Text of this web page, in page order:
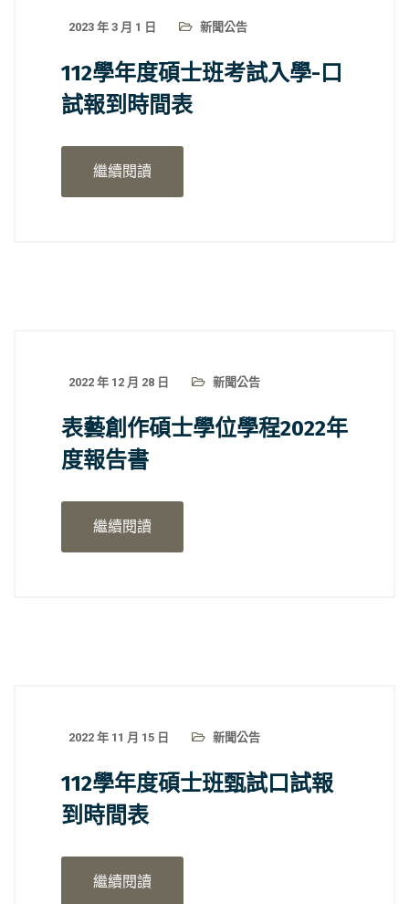
2023 年 3 月 1 日 新聞公告
112學年度碩士班考試入學-口
試報到時間表
繼續閱讀
2022 年 12 月 28 日 新聞公告
表藝創作碩士學位學程2022年
度報告書
繼續閱讀
2022 年 11 月 15 日 新聞公告
112學年度碩士班甄試口試報
到時間表
繼續閱讀